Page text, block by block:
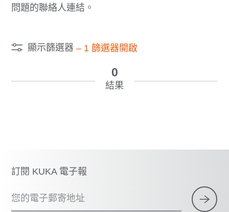
問題的聯絡人連結。
顯示篩選器 – 1 篩選器開啟
×
0
結果
訂閱 KUKA 電子報
您的電子郵寄地址